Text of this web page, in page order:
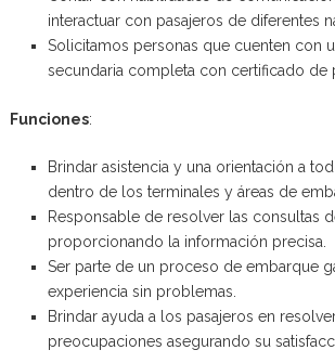
interactuar con pasajeros de diferentes
Solicitamos personas que cuenten con
secundaria completa con certificado de
Funciones:
Brindar asistencia y una orientación a
dentro de los terminales y áreas de
Responsable de resolver las consultas
proporcionando la información precisa.
Ser parte de un proceso de embarque
experiencia sin problemas.
Brindar ayuda a los pasajeros en
preocupaciones asegurando su